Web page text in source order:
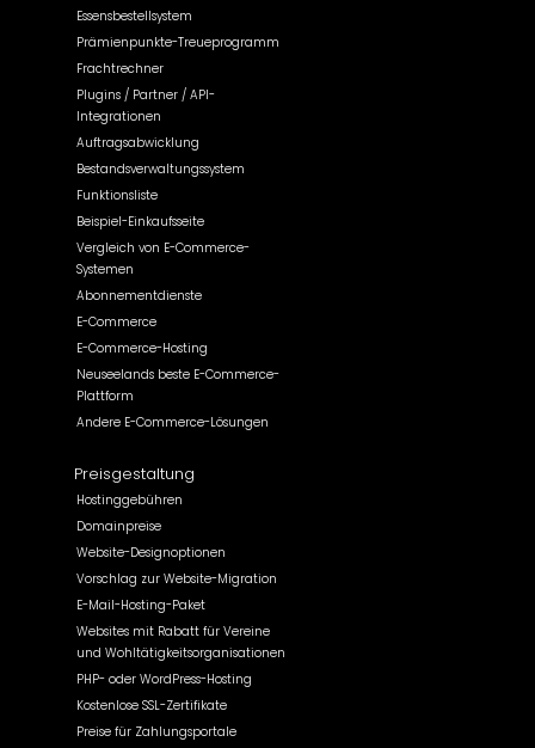
Essensbestellsystem
Prämienpunkte-Treueprogramm
Frachtrechner
Plugins / Partner / API-
Integrationen
Auftragsabwicklung
Bestandsverwaltungssystem
Funktionsliste
Beispiel-Einkaufsseite
Vergleich von E-Commerce-
Systemen
Abonnementdienste
E-Commerce
E-Commerce-Hosting
Neuseelands beste E-Commerce-
Plattform
Andere E-Commerce-Lösungen
Preisgestaltung
Hostinggebühren
Domainpreise
Website-Designoptionen
Vorschlag zur Website-Migration
E-Mail-Hosting-Paket
Websites mit Rabatt für Vereine
und Wohltätigkeitsorganisationen
PHP- oder WordPress-Hosting
Kostenlose SSL-Zertifikate
Preise für Zahlungsportale